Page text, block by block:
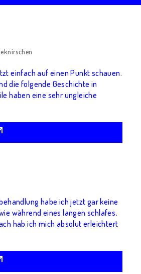
einfach auf einen Punkt schauen.
die folgende Geschichte in
haben eine sehr ungleiche
habe ich jetzt gar keine
während eines langen schlafes,
hab ich mich absolut erleichtert